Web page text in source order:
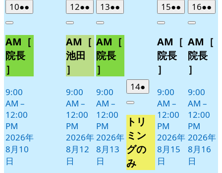
102026
年
月
10
日
●●
件
イ
ト)
Close
AM［
院長
］
9:00
AM –
12:00
PM
2026年
8月10
日
122026
年
月
12
日
●●
件
イ
ベ
ト)
Close
AM［
池田
］
9:00
AM –
12:00
PM
2026年
8月12
日
132026
年
月
13
日
●●
件
イ
ト)
Close
AM［
院長
］
9:00
AM –
12:00
PM
2026年
8月13
日
142026
年
月
14
日
●
件
ベ
ン
ト)
Close
トリ
ミン
グの
み
152026
年
月
15
日
●●
件
イ
ベ
ト)
Close
AM［
院長
］
9:00
AM –
12:00
PM
2026年
8月15
日
162026
年
月
16
日
●●
件
イ
Close
AM［
院長
］
9:00
AM –
12:00
PM
2026年
8月16
日